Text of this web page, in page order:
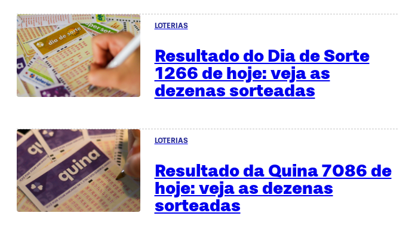
LOTERIAS
Resultado do Dia de Sorte
1266 de hoje: veja as
dezenas sorteadas
LOTERIAS
Resultado da Quina 7086 de
hoje: veja as dezenas
sorteadas